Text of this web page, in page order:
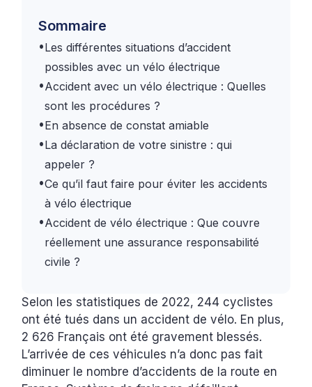
Sommaire
•‍Les différentes situations d’accident
possibles avec un vélo électrique
•Accident avec un vélo électrique : Quelles
sont les procédures ?
•En absence de constat amiable
•La déclaration de votre sinistre : qui
appeler ?
•Ce qu’il faut faire pour éviter les accidents
à vélo électrique
•Accident de vélo électrique : Que couvre
réellement une assurance responsabilité
civile ?
Selon les statistiques de 2022, 244 cyclistes
ont été tués dans un accident de vélo. En plus,
2 626 Français ont été gravement blessés.
L’arrivée de ces véhicules n’a donc pas fait
diminuer le nombre d’accidents de la route en